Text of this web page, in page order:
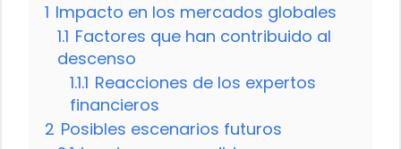
1 Impacto en los mercados globales
1.1 Factores que han contribuido al
descenso
1.1.1 Reacciones de los expertos
financieros
2 Posibles escenarios futuros